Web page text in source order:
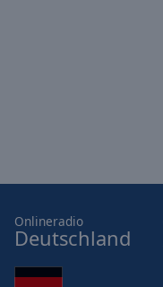
Onlineradio
Deutschland